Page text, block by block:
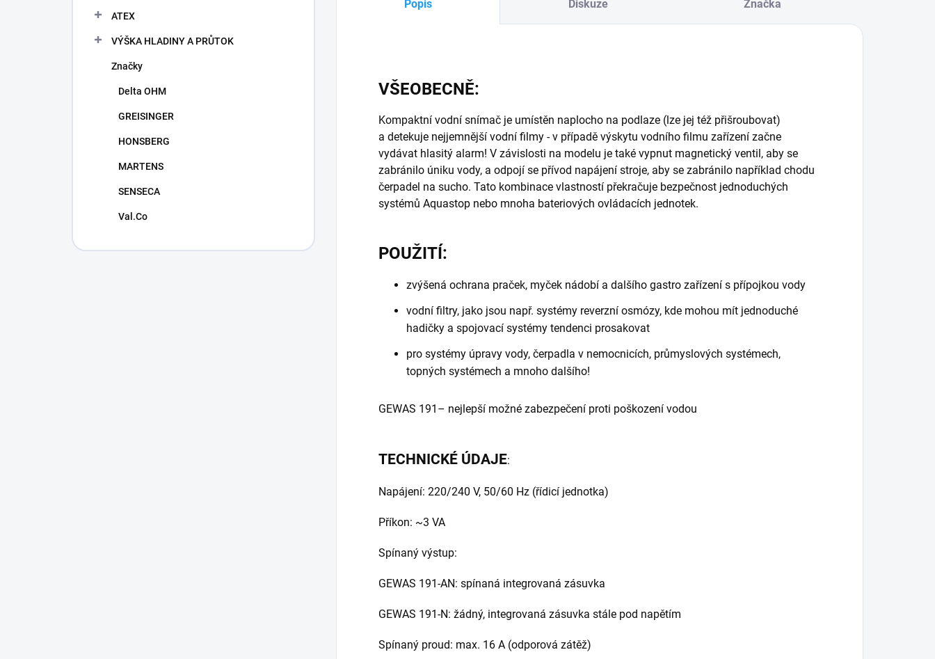
ATEX
VÝŠKA HLADINY A PRŮTOK
Značky
Delta OHM
GREISINGER
HONSBERG
MARTENS
SENSECA
Val.Co
Popis Diskuze Značka
VŠEOBECNĚ:
Kompaktní vodní snímač je umístěn naplocho na podlaze (lze jej též přišroubovat)
a detekuje nejjemnější vodní filmy - v případě výskytu vodního filmu zařízení začne
vydávat hlasitý alarm! V závislosti na modelu je také vypnut magnetický ventil, aby se
zabránilo úniku vody, a odpojí se přívod napájení stroje, aby se zabránilo například chodu
čerpadel na sucho. Tato kombinace vlastností překračuje bezpečnost jednoduchých
systémů Aquastop nebo mnoha bateriových ovládacích jednotek.
POUŽITÍ:
zvýšená ochrana praček, myček nádobí a dalšího gastro zařízení s přípojkou vody
vodní filtry, jako jsou např. systémy reverzní osmózy, kde mohou mít jednoduché
hadičky a spojovací systémy tendenci prosakovat
pro systémy úpravy vody, čerpadla v nemocnicích, průmyslových systémech,
topných systémech a mnoho dalšího!
GEWAS 191– nejlepší možné zabezpečení proti poškození vodou
TECHNICKÉ ÚDAJE:
Napájení: 220/240 V, 50/60 Hz (řídicí jednotka)
Příkon: ~3 VA
Spínaný výstup:
GEWAS 191-AN: spínaná integrovaná zásuvka
GEWAS 191-N: žádný, integrovaná zásuvka stále pod napětím
Spínaný proud: max. 16 A (odporová zátěž)